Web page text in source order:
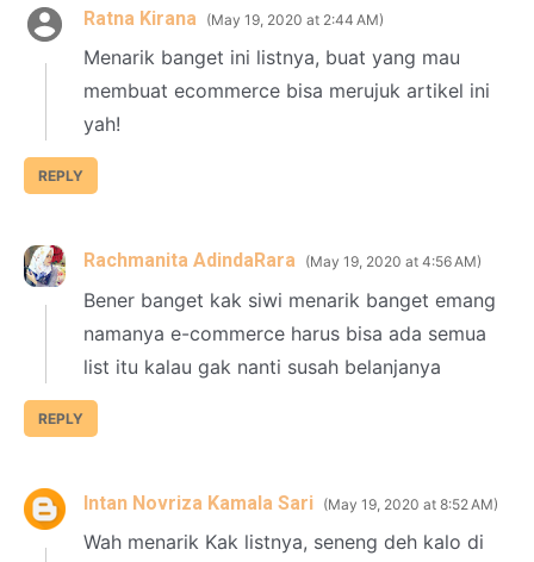
Ratna Kirana May 19, 2020 at 2:44 AM
Menarik banget ini listnya, buat yang mau
membuat ecommerce bisa merujuk artikel ini
yah!
REPLY
Rachmanita AdindaRara May 19, 2020 at 4:56 AM
Bener banget kak siwi menarik banget emang
namanya e-commerce harus bisa ada semua
list itu kalau gak nanti susah belanjanya
REPLY
Intan Novriza Kamala Sari May 19, 2020 at 8:52 AM
Wah menarik Kak listnya, seneng deh kalo di